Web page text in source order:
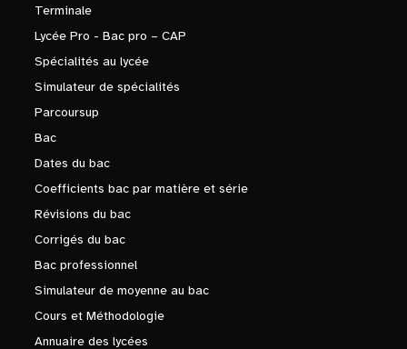
Terminale
Lycée Pro - Bac pro – CAP
Spécialités au lycée
Simulateur de spécialités
Parcoursup
Bac
Dates du bac
Coefficients bac par matière et série
Révisions du bac
Corrigés du bac
Bac professionnel
Simulateur de moyenne au bac
Cours et Méthodologie
Annuaire des lycées